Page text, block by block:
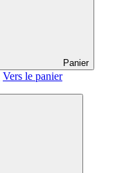
Panier
Vers le panier